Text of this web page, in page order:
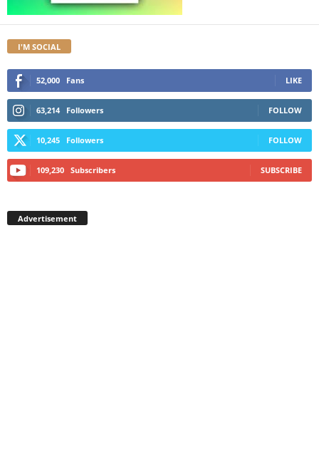
I'M SOCIAL
52,000 Fans LIKE
63,214 Followers FOLLOW
10,245 Followers FOLLOW
109,230 Subscribers SUBSCRIBE
Advertisement